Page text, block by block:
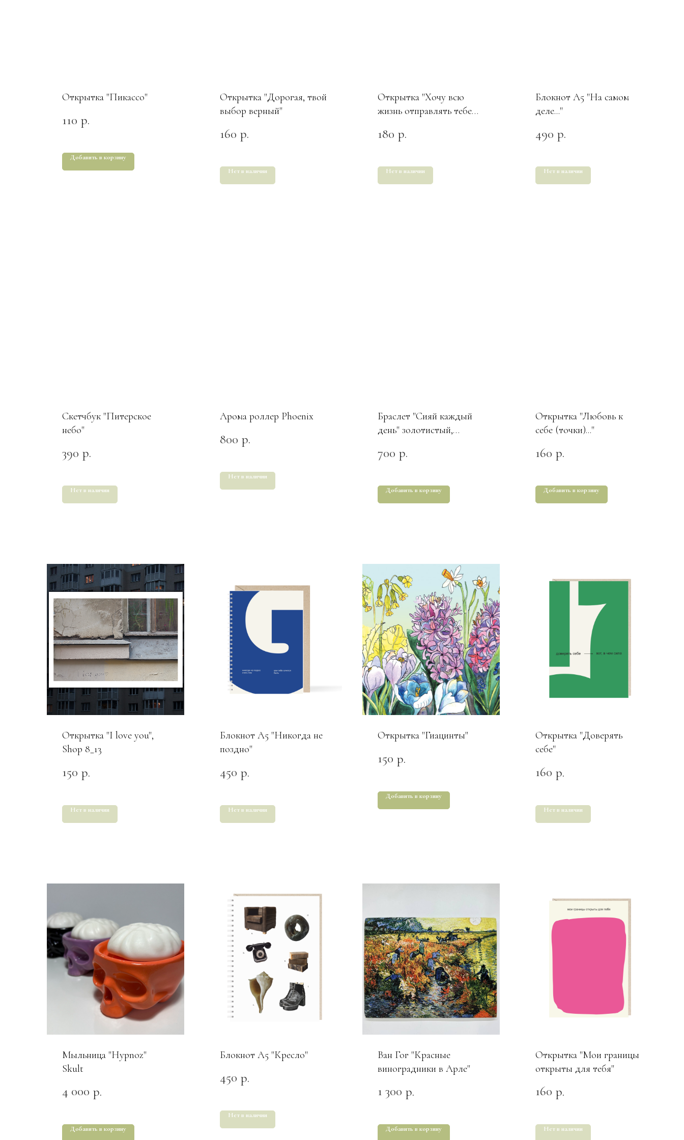
Открытка "Пикассо"
110 р.
Добавить в корзину
Открытка "Дорогая, твой
выбор верный"
160 р.
Нет в наличии
Открытка "Хочу всю
жизнь отправлять тебе
мы"
180 р.
Нет в наличии
Блокнот А5 "На самом
деле..."
490 р.
Нет в наличии
Скетчбук "Питерское
небо"
390 р.
Нет в наличии
Арома роллер Phoenix
800 р.
Нет в наличии
Браслет "Сияй каждый
день" золотистый,
700 р.
Добавить в корзину
Открытка "Любовь к
себе (точки)..."
160 р.
Добавить в корзину
Открытка "I love you",
Shop 8_13
150 р.
Нет в наличии
Блокнот А5 "Никогда не
поздно"
450 р.
Нет в наличии
Открытка "Гиацинты"
150 р.
Добавить в корзину
Открытка "Доверять
себе"
160 р.
Нет в наличии
Мыльница "Hypnoz"
Skult
4 000 р.
Добавить в корзину
Блокнот А5 "Кресло"
450 р.
Нет в наличии
Ван Гог "Красные
виноградники в Арле"
1 300 р.
Добавить в корзину
Открытка "Мои границы
открыты для тебя"
160 р.
Нет в наличии